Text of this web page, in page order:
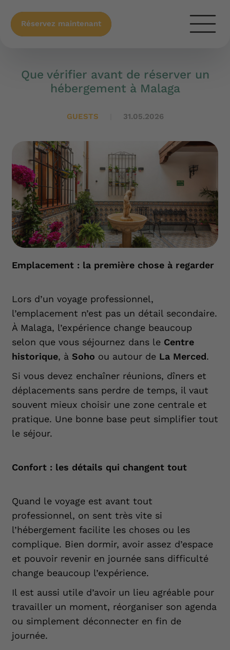
Réservez maintenant
Que vérifier avant de réserver un
hébergement à Malaga
GUESTS 31.05.2026
Emplacement : la première chose à regarder
Lors d’un voyage professionnel,
l’emplacement n’est pas un détail secondaire.
À Malaga, l’expérience change beaucoup
selon que vous séjournez dans le Centre
historique, à Soho ou autour de La Merced.
Si vous devez enchaîner réunions, dîners et
déplacements sans perdre de temps, il vaut
souvent mieux choisir une zone centrale et
pratique. Une bonne base peut simplifier tout
le séjour.
Confort : les détails qui changent tout
Quand le voyage est avant tout
professionnel, on sent très vite si
l’hébergement facilite les choses ou les
complique. Bien dormir, avoir assez d’espace
et pouvoir revenir en journée sans difficulté
change beaucoup l’expérience.
Il est aussi utile d’avoir un lieu agréable pour
travailler un moment, réorganiser son agenda
ou simplement déconnecter en fin de
journée.